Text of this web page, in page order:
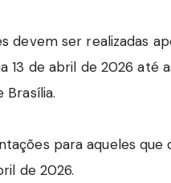
devem ser realizadas
13 de abril de 2026 até
Brasília.
para aqueles
de 2026.